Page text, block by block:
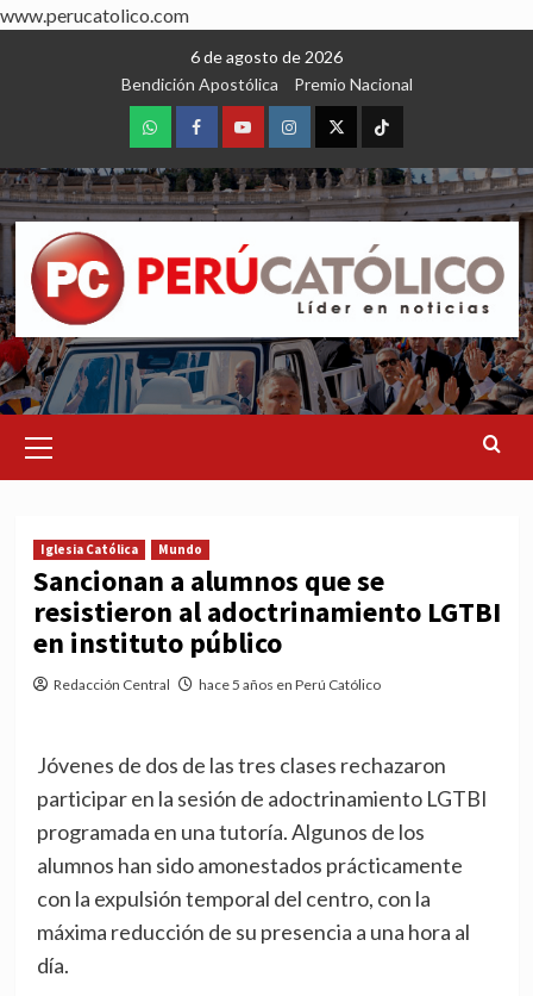
www.perucatolico.com
6 de agosto de 2026
Bendición Apostólica
Premio Nacional
WhatsAppFacebookYoutubeInstagram
X TikTok
Menu
Iglesia Católica Mundo
Sancionan a alumnos que se
resistieron al adoctrinamiento LGTBI
en instituto público
Redacción Central hace 5 años en Perú Católico
Jóvenes de dos de las tres clases rechazaron
participar en la sesión de adoctrinamiento LGTBI
programada en una tutoría. Algunos de los
alumnos han sido amonestados prácticamente
con la expulsión temporal del centro, con la
máxima reducción de su presencia a una hora al
día.